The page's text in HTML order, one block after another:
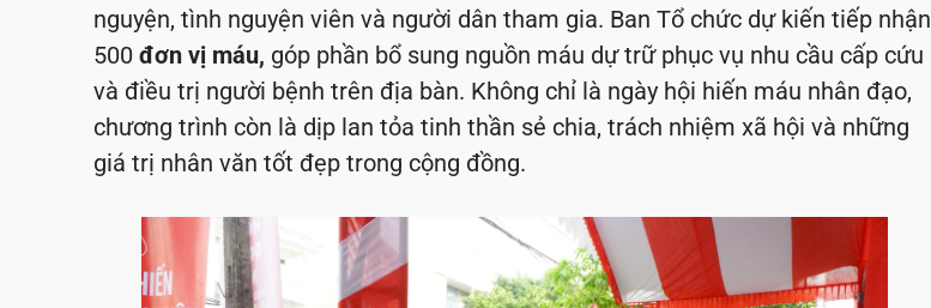
nguyện, tình nguyện viên và người dân tham gia. Ban Tổ chức dự kiến tiếp nhận
500 đơn vị máu, góp phần bổ sung nguồn máu dự trữ phục vụ nhu cầu cấp cứu
và điều trị người bệnh trên địa bàn. Không chỉ là ngày hội hiến máu nhân đạo,
chương trình còn là dịp lan tỏa tinh thần sẻ chia, trách nhiệm xã hội và những
giá trị nhân văn tốt đẹp trong cộng đồng.